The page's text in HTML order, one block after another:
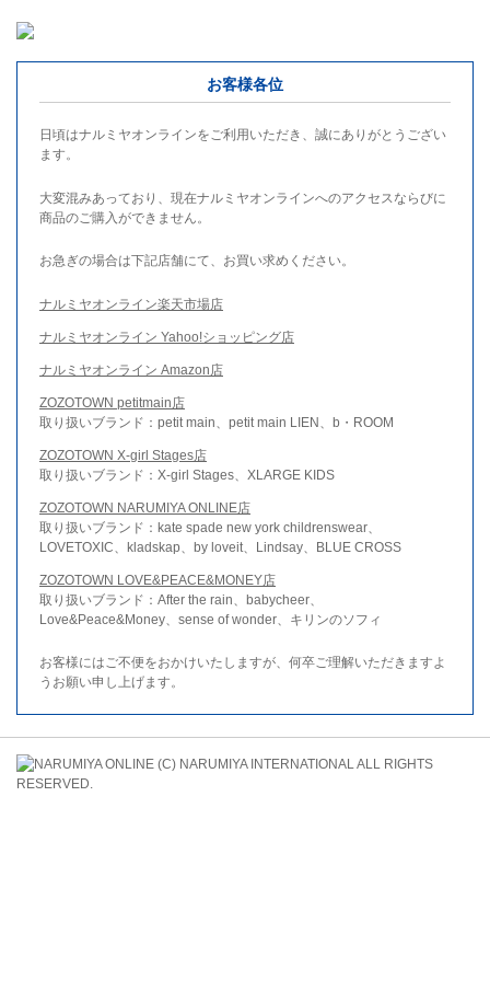
お客様各位
日頃はナルミヤオンラインをご利用いただき、誠にありがとうござい
ます。
大変混みあっており、現在ナルミヤオンラインへのアクセスならびに
商品のご購入ができません。
お急ぎの場合は下記店舗にて、お買い求めください。
ナルミヤオンライン楽天市場店
ナルミヤオンライン Yahoo!ショッピング店
ナルミヤオンライン Amazon店
ZOZOTOWN petitmain店
取り扱いブランド：petit main、petit main LIEN、b・ROOM
ZOZOTOWN X-girl Stages店
取り扱いブランド：X-girl Stages、XLARGE KIDS
ZOZOTOWN NARUMIYA ONLINE店
取り扱いブランド：kate spade new york childrenswear、
LOVETOXIC、kladskap、by loveit、Lindsay、BLUE CROSS
ZOZOTOWN LOVE&PEACE&MONEY店
取り扱いブランド：After the rain、babycheer、
Love&Peace&Money、sense of wonder、キリンのソフィ
お客様にはご不便をおかけいたしますが、何卒ご理解いただきますよ
うお願い申し上げます。